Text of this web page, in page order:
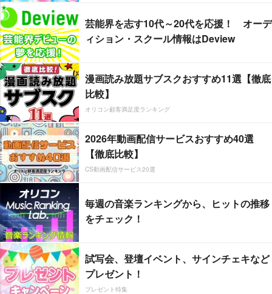
芸能界を志す10代～20代を応援！ オーデ
ィション・スクール情報はDeview
漫画読み放題サブスクおすすめ11選【徹底
比較】
オリコン顧客満足度ランキング
2026年動画配信サービスおすすめ40選
【徹底比較】
CS動画配信サービス20選
毎週の音楽ランキングから、ヒットの推移
をチェック！
試写会、登壇イベント、サインチェキなど
プレゼント！
プレゼント特集